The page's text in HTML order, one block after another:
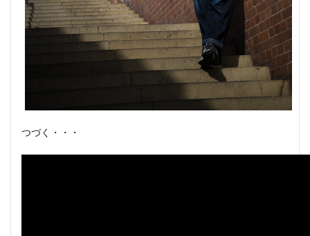
つづく・・・